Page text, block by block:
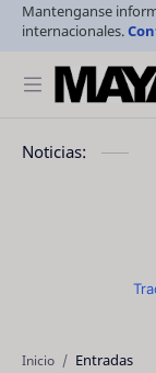
Mantenganse
internacionales.
Noticias:
Inicio Entradas